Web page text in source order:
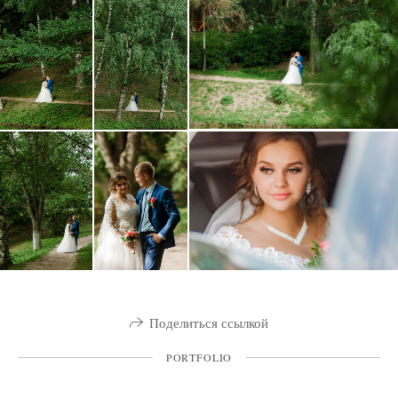
Поделиться ссылкой
PORTFOLIO